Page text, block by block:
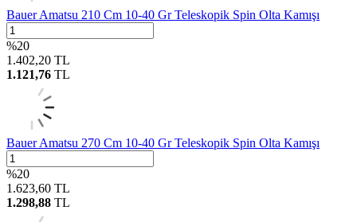
Bauer Amatsu 210 Cm 10-40 Gr Teleskopik Spin Olta Kamışı
%20
1.402,20 TL
1.121,76 TL
Bauer Amatsu 270 Cm 10-40 Gr Teleskopik Spin Olta Kamışı
%20
1.623,60 TL
1.298,88 TL